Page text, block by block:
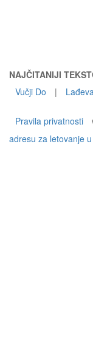
NAJČITANIJI
Vučji Do
|
Pravila privatnosti
adresu za letovanje